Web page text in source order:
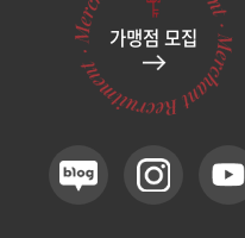
가맹점 모집